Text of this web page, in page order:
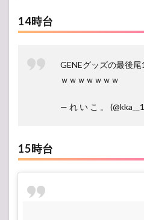
14時台
GENEグッズの最後
ｗｗｗｗｗｗｗ
— れ い こ 。
15時台